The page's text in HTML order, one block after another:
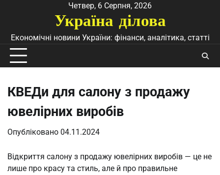
Четвер, 6 Серпня, 2026
Україна ділова
Економічні новини України: фінанси, аналітика, статті
КВЕДи для салону з продажу
ювелірних виробів
Опубліковано 04.11.2024
Відкриття салону з продажу ювелірних виробів — це не
лише про красу та стиль, але й про правильне